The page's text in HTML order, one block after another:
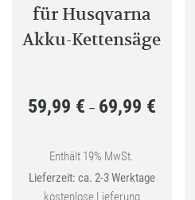
für Husqvarna
Akku-Kettensäge
59,99 € – 69,99 €
69,99 €
Enthält 19% MwSt.
Lieferzeit: ca. 2-3 Werktage
kostenlose Lieferung